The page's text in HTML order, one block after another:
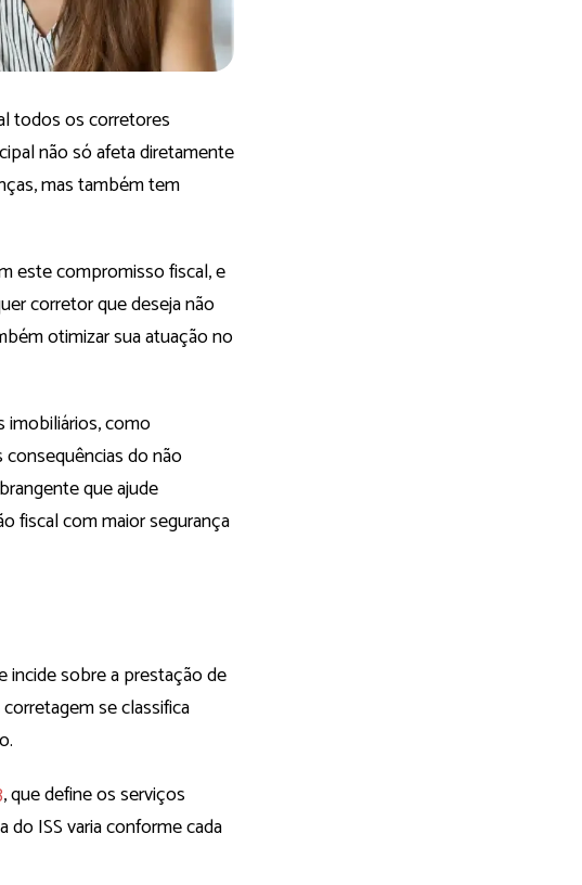
todos os corretores
não só afeta diretamente
mas também tem
este compromisso fiscal, e
corretor que deseja não
otimizar sua atuação no
imobiliários, como
do não
que ajude
fiscal com maior segurança
incide sobre a prestação de
se classifica
, que define os serviços
ISS varia conforme cada